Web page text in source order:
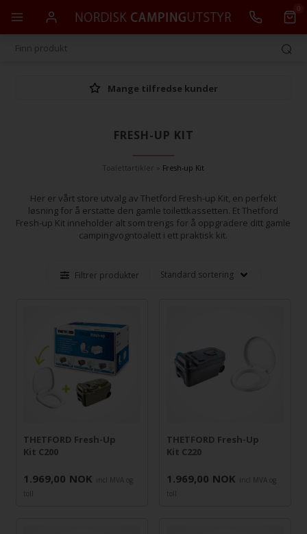
0
Mange tilfredse kunder
FRESH-UP KIT
Toalettartikler Fresh-up Kit
Her er vårt store utvalg av Thetford Fresh-up Kit, en perfekt
løsning for å erstatte den gamle toilettkassetten. Et Thetford
Fresh-up Kit inneholder alt som trengs for å oppgradere ditt gamle
campingvogntoalett i ett praktisk kit.
Filtrer produkter
THETFORD Fresh-Up
Kit C200
1.969,00 NOK
incl MVA og
toll
THETFORD Fresh-Up
Kit C220
1.969,00 NOK
incl MVA og
toll